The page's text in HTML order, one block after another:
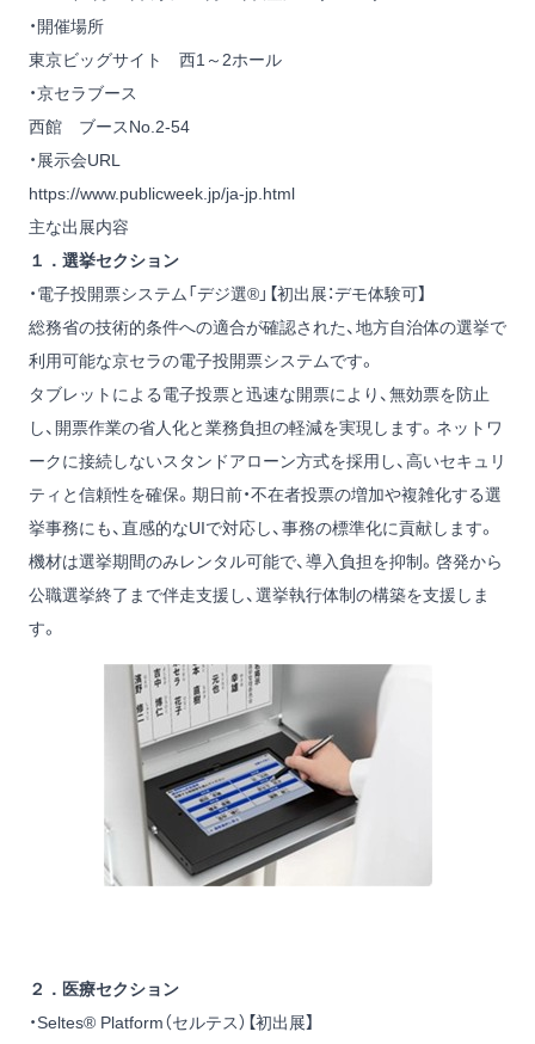
・開催場所
東京ビッグサイト 西1～2ホール
・京セラブース
西館 ブースNo.2-54
・展示会URL
https://www.publicweek.jp/ja-jp.html
主な出展内容
１．選挙セクション
・電子投開票システム「デジ選®」【初出展：デモ体験可】
総務省の技術的条件への適合が確認された、地方自治体の選挙で
利用可能な京セラの電子投開票システムです。
タブレットによる電子投票と迅速な開票により、無効票を防止
し、開票作業の省人化と業務負担の軽減を実現します。ネットワ
ークに接続しないスタンドアローン方式を採用し、高いセキュリ
ティと信頼性を確保。期日前・不在者投票の増加や複雑化する選
挙事務にも、直感的なUIで対応し、事務の標準化に貢献します。
機材は選挙期間のみレンタル可能で、導入負担を抑制。啓発から
公職選挙終了まで伴走支援し、選挙執行体制の構築を支援しま
す。
２．医療セクション
・Seltes® Platform（セルテス）【初出展】